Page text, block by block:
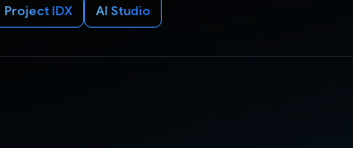
Project IDX AI Studio